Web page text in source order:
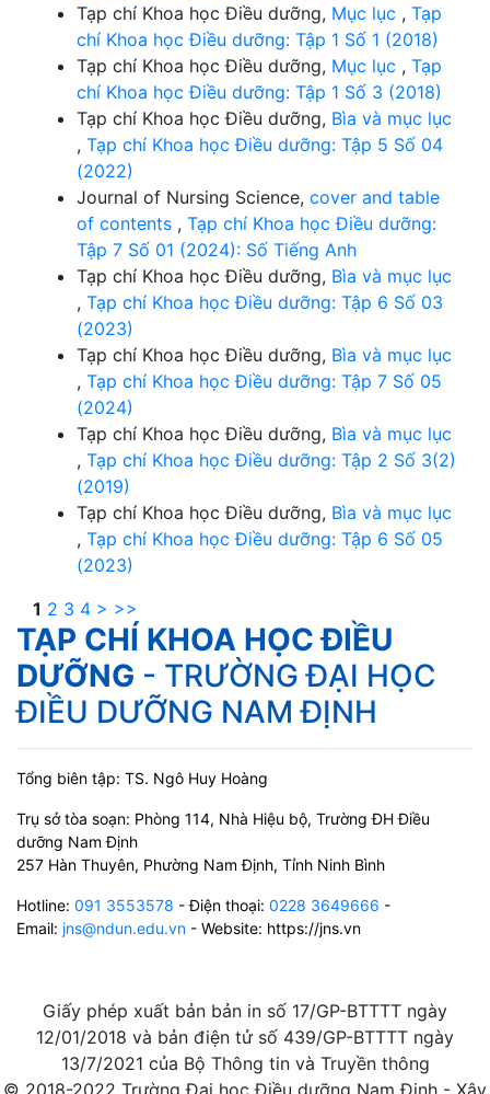
Tạp chí Khoa học Điều dưỡng, Mục lục , Tạp
chí Khoa học Điều dưỡng: Tập 1 Số 1 (2018)
Tạp chí Khoa học Điều dưỡng, Mục lục , Tạp
chí Khoa học Điều dưỡng: Tập 1 Số 3 (2018)
Tạp chí Khoa học Điều dưỡng, Bìa và mục lục
, Tạp chí Khoa học Điều dưỡng: Tập 5 Số 04
(2022)
Journal of Nursing Science, cover and table
of contents , Tạp chí Khoa học Điều dưỡng:
Tập 7 Số 01 (2024): Số Tiếng Anh
Tạp chí Khoa học Điều dưỡng, Bìa và mục lục
, Tạp chí Khoa học Điều dưỡng: Tập 6 Số 03
(2023)
Tạp chí Khoa học Điều dưỡng, Bìa và mục lục
, Tạp chí Khoa học Điều dưỡng: Tập 7 Số 05
(2024)
Tạp chí Khoa học Điều dưỡng, Bìa và mục lục
, Tạp chí Khoa học Điều dưỡng: Tập 2 Số 3(2)
(2019)
Tạp chí Khoa học Điều dưỡng, Bìa và mục lục
, Tạp chí Khoa học Điều dưỡng: Tập 6 Số 05
(2023)
1 2 3 4 > >>
TẠP CHÍ KHOA HỌC ĐIỀU
DƯỠNG - TRƯỜNG ĐẠI HỌC
ĐIỀU DƯỠNG NAM ĐỊNH
Tổng biên tập: TS. Ngô Huy Hoàng
Trụ sở tòa soạn: Phòng 114, Nhà Hiệu bộ, Trường ĐH Điều
dưỡng Nam Định
257 Hàn Thuyên, Phường Nam Định, Tỉnh Ninh Bình
Hotline: 091 3553578 - Điện thoại: 0228 3649666 -
Email: jns@ndun.edu.vn - Website: https://jns.vn
Giấy phép xuất bản bản in số 17/GP-BTTTT ngày
12/01/2018 và bản điện tử số 439/GP-BTTTT ngày
13/7/2021 của Bộ Thông tin và Truyền thông